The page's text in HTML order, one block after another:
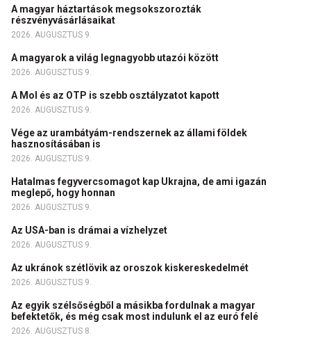
A magyar háztartások megsokszorozták
részvényvásárlásaikat
2026. AUGUSZTUS 9.
A magyarok a világ legnagyobb utazói között
2026. AUGUSZTUS 9.
A Mol és az OTP is szebb osztályzatot kapott
2026. AUGUSZTUS 9.
Vége az urambátyám-rendszernek az állami földek
hasznosításában is
2026. AUGUSZTUS 9.
Hatalmas fegyvercsomagot kap Ukrajna, de ami igazán
meglepő, hogy honnan
2026. AUGUSZTUS 9.
Az USA-ban is drámai a vízhelyzet
2026. AUGUSZTUS 9.
Az ukránok szétlövik az oroszok kiskereskedelmét
2026. AUGUSZTUS 9.
Az egyik szélsőségből a másikba fordulnak a magyar
befektetők, és még csak most indulunk el az euró felé
2026. AUGUSZTUS 8.